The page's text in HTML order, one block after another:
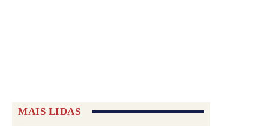
MAIS LIDAS